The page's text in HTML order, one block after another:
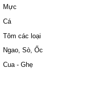
Mực
Cá
Tôm các loại
Ngao, Sò, Ốc
Cua - Ghẹ